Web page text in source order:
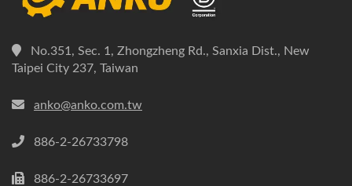
No.351, Sec. 1, Zhongzheng Rd., Sanxia Dist., New
Taipei City 237, Taiwan
anko@anko.com.tw
886-2-26733798
886-2-26733697